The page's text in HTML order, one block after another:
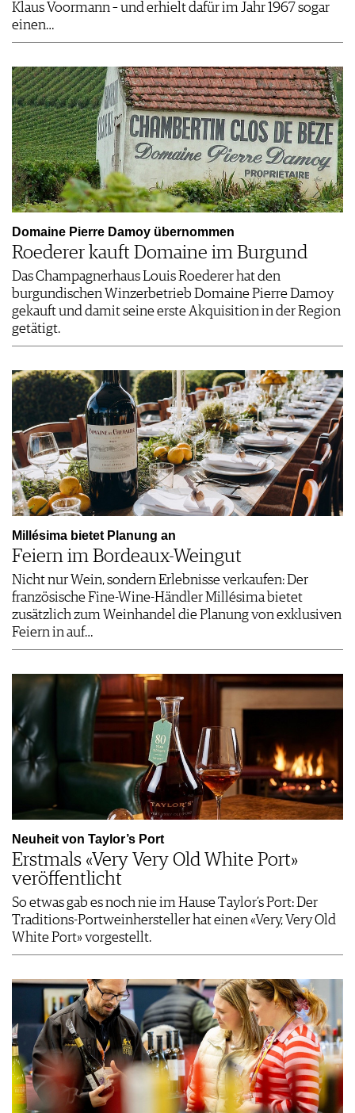
Klaus Voormann – und erhielt dafür im Jahr 1967 sogar
einen…
Domaine Pierre Damoy übernommen
Roederer kauft Domaine im Burgund
Das Champagnerhaus Louis Roederer hat den
burgundischen Winzerbetrieb Domaine Pierre Damoy
gekauft und damit seine erste Akquisition in der Region
getätigt.
Millésima bietet Planung an
Feiern im Bordeaux-Weingut
Nicht nur Wein, sondern Erlebnisse verkaufen: Der
französische Fine-Wine-Händler Millésima bietet
zusätzlich zum Weinhandel die Planung von exklusiven
Feiern in auf…
Neuheit von Taylor’s Port
Erstmals «Very Very Old White Port»
veröffentlicht
So etwas gab es noch nie im Hause Taylor’s Port: Der
Traditions-Portweinhersteller hat einen «Very, Very Old
White Port» vorgestellt.